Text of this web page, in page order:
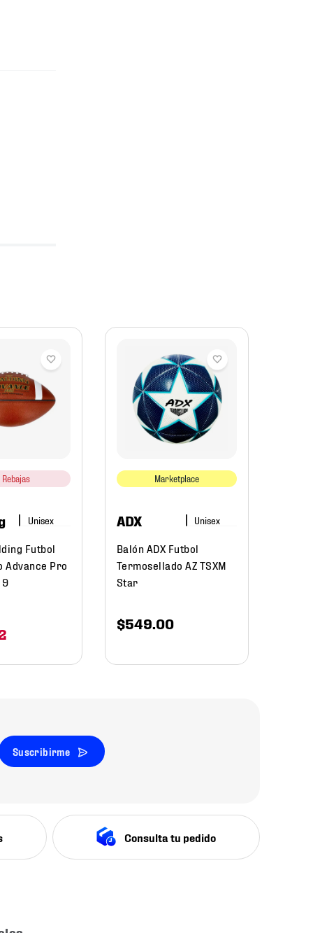
Rebajas
Futbol
Advance Pro
9
Marketplace
ADX
Balón ADX Futbol
Termosellado AZ TSXM
Star
$549.00
Suscribirme
Consulta tu pedido